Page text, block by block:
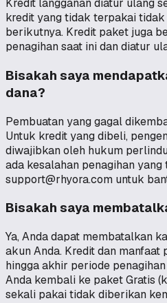
Kredit langganan diatur ulang
kredit yang tidak terpakai
berikutnya. Kredit paket juga
penagihan saat ini dan diatur
Bisakah saya
dana?
Pembuatan yang gagal
Untuk kredit yang dibeli,
diwajibkan oleh hukum
ada kesalahan penagihan
support@rhyora.com untuk
Bisakah saya
Ya, Anda dapat membatalkan
akun Anda. Kredit dan
hingga akhir periode
Anda kembali ke paket Gratis
sekali pakai tidak diberikan